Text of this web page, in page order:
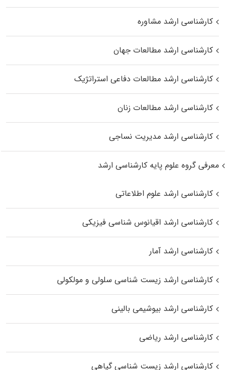
کارشناسی ارشد مشاوره
کارشناسی ارشد مطالعات جهان
کارشناسی ارشد مطالعات دفاعی استراتژیک
کارشناسی ارشد مطالعات زنان
کارشناسی ارشد مدیریت نساجی
معرفی گروه علوم پایه کارشناسی ارشد
کارشناسی ارشد علوم اطلاعاتی
کارشناسی ارشد اقیانوس‌ شناسی فیزیکی
کارشناسی ارشد آمار
کارشناسی ارشد زیست شناسی سلولی و مولکولی
کارشناسی ارشد بیوشیمی بالینی
کارشناسی ارشد ریاضی
کارشناسی ارشد زیست‌ شناسی گیاهی